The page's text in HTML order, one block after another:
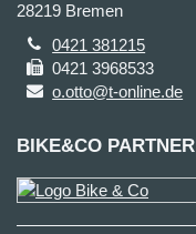
28219 Bremen
0421 381215
0421 3968533
o.otto@t-online.de
BIKE&CO PARTNER